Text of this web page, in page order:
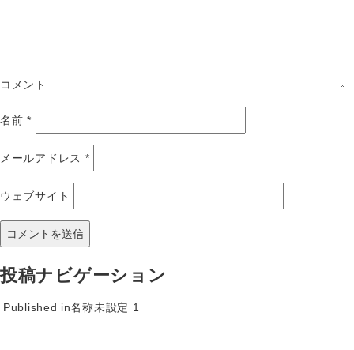
コメント
名前*
メールアドレス *
ウェブサイト
投稿ナビゲーション
Published in名称未設定 1